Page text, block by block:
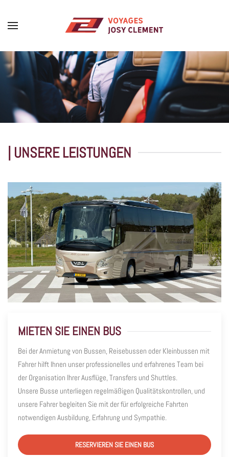
Skip to main content
| UNSERE LEISTUNGEN
MIETEN SIE EINEN BUS
Bei der Anmietung von Bussen, Reisebussen oder Kleinbussen mit
Fahrer hilft Ihnen unser professionelles und erfahrenes Team bei
der Organisation Ihrer Ausflüge, Transfers und Shuttles.
Unsere Busse unterliegen regelmäßigen Qualitätskontrollen, und
unsere Fahrer begleiten Sie mit der für erfolgreiche Fahrten
notwendigen Ausbildung, Erfahrung und Sympathie.
RESERVIEREN SIE EINEN BUS